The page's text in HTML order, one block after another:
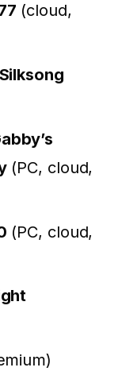
(cloud,
(PC, cloud,
(PC, cloud,